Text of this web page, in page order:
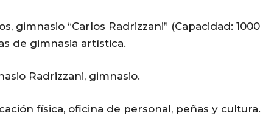
gimnasio “Carlos Radrizzani” (Capacidad: 1000
de gimnasia artística.
Radrizzani, gimnasio.
física, oficina de personal, peñas y cultura.